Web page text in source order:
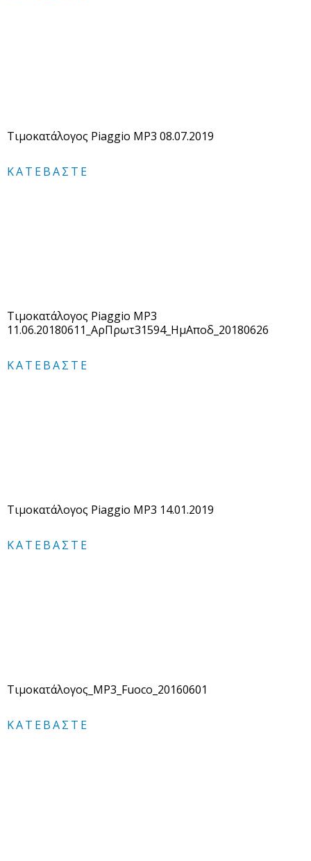
Τιμοκατάλογος Piaggio MP3 08.07.2019
ΚΑΤΕΒΆΣΤΕ
Τιμοκατάλογος Piaggio MP3
11.06.20180611_ΑρΠρωτ31594_ΗμΑποδ_20180626
ΚΑΤΕΒΆΣΤΕ
Τιμοκατάλογος Piaggio MP3 14.01.2019
ΚΑΤΕΒΆΣΤΕ
Τιμοκατάλογος_MP3_Fuoco_20160601
ΚΑΤΕΒΆΣΤΕ